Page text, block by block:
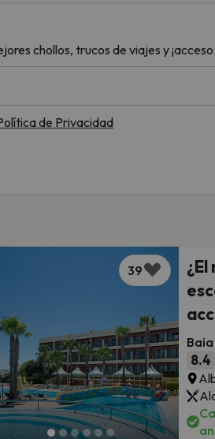
chollos, trucos de viajes y
de Privacidad
39
8.4